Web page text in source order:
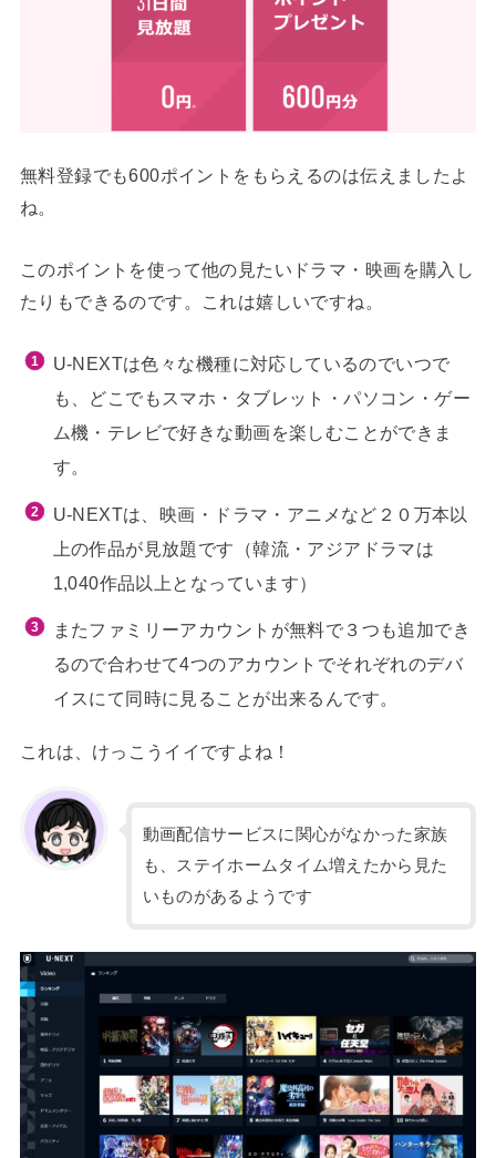
無料登録でも600ポイントをもらえるのは伝えましたよ
ね。
このポイントを使って他の見たいドラマ・映画を購入し
たりもできるのです。これは嬉しいですね。
U-NEXTは色々な機種に対応しているのでいつで
も、どこでもスマホ・タブレット・パソコン・ゲー
ム機・テレビで好きな動画を楽しむことができま
す。
U-NEXTは、映画・ドラマ・アニメなど２０万本以
上の作品が見放題です（韓流・アジアドラマは
1,040作品以上となっています）
またファミリーアカウントが無料で３つも追加でき
るので合わせて4つのアカウントでそれぞれのデバ
イスにて同時に見ることが出来るんです。
これは、けっこうイイですよね！
動画配信サービスに関心がなかった家族
も、ステイホームタイム増えたから見た
いものがあるようです